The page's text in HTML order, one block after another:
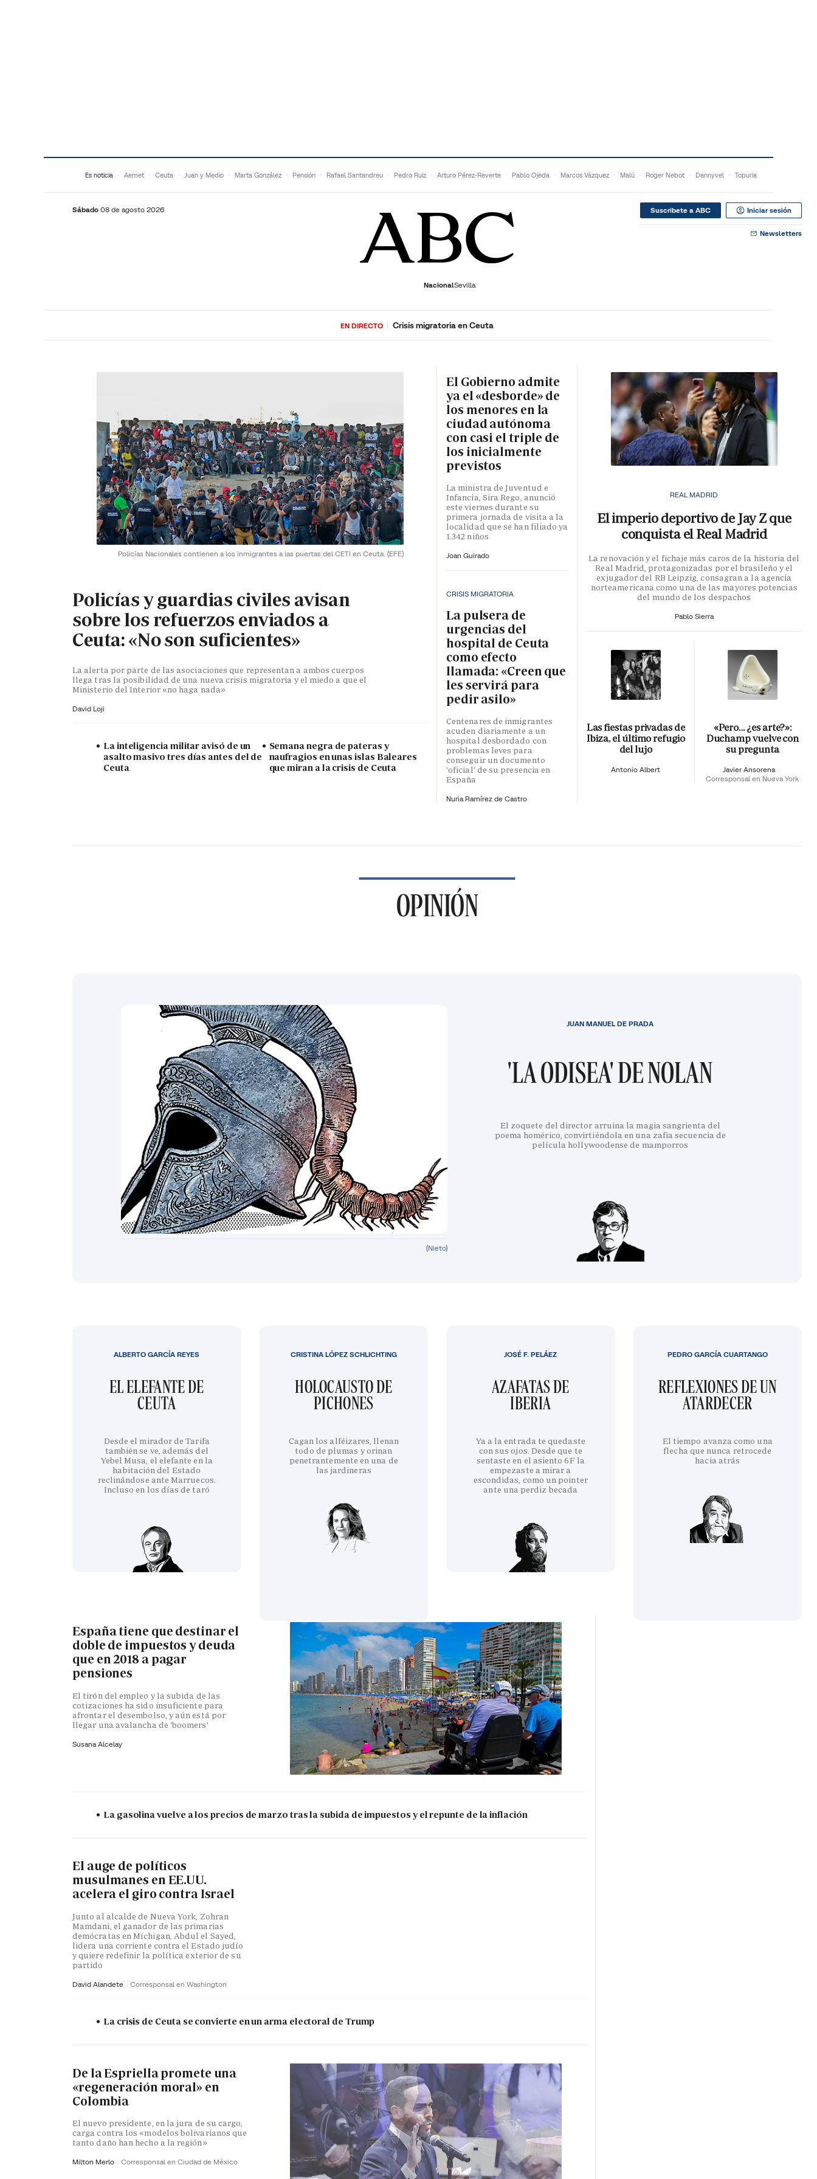
Es noticia Aemet Ceuta Juan y Medio Marta González Pensión Rafael Santandreu Pedro Ruiz Arturo Pérez-Reverte Pablo Ojeda Marcos Vázquez Malú Roger Nebot Dannyvel Topuria
Sábado 08 de agosto 2026
NacionalSevilla
Suscribete a ABC Iniciar sesión
Newsletters
ECONOMÍADEPORTES SOCIEDADCULTURAGENTEPLAY
EN DIRECTO Crisis migratoria en Ceuta
Policías Nacionales contienen a los inmigrantes a las puertas del CETI en Ceuta. (EFE)
Policías y guardias civiles avisan
sobre los refuerzos enviados a
Ceuta: «No son suficientes»
La alerta por parte de las asociaciones que representan a ambos cuerpos
llega tras la posibilidad de una nueva crisis migratoria y el miedo a que el
Ministerio del Interior «no haga nada»
David Loji
La inteligencia militar avisó de un
asalto masivo tres días antes del de
Ceuta
Semana negra de pateras y
naufragios en unas islas Baleares
que miran a la crisis de Ceuta
El Gobierno admite
ya el «desborde» de
los menores en la
ciudad autónoma
con casi el triple de
los inicialmente
previstos
La ministra de Juventud e
Infancia, Sira Rego, anunció
este viernes durante su
primera jornada de visita a la
localidad que se han filiado ya
1.342 niños
Joan Guirado
CRISIS MIGRATORIA
La pulsera de
urgencias del
hospital de Ceuta
como efecto
llamada: «Creen que
les servirá para
pedir asilo»
Centenares de inmigrantes
acuden diariamente a un
hospital desbordado con
problemas leves para
conseguir un documento
'oficial' de su presencia en
España
Nuria Ramírez de Castro
REAL MADRID
El imperio deportivo de Jay Z que
conquista el Real Madrid
La renovación y el fichaje más caros de la historia del
Real Madrid, protagonizadas por el brasileño y el
exjugador del RB Leipzig, consagran a la agencia
norteamericana como una de las mayores potencias
del mundo de los despachos
Pablo Sierra
Las fiestas privadas de
Ibiza, el último refugio
del lujo
Antonio Albert
«Pero… ¿es arte?»:
Duchamp vuelve con
su pregunta
Javier Ansorena
Corresponsal en Nueva York
OPINIÓN
(Nieto)
'LA ODISEA' DE NOLAN
El zoquete del director arruina la magia sangrienta del
poema homérico, convirtiéndola en una zafia secuencia de
película hollywoodense de mamporros
JUAN MANUEL DE PRADA
EL ELEFANTE DE
CEUTA
Desde el mirador de Tarifa
también se ve, además del
Yebel Musa, el elefante en la
habitación del Estado
reclinándose ante Marruecos.
Incluso en los días de taró
ALBERTO GARCÍA REYES
HOLOCAUSTO DE
PICHONES
Cagan los alféizares, llenan
todo de plumas y orinan
penetrantemente en una de
las jardineras
CRISTINA LÓPEZ SCHLICHTING
AZAFATAS DE
IBERIA
Ya a la entrada te quedaste
con sus ojos. Desde que te
sentaste en el asiento 6F la
empezaste a mirar a
escondidas, como un pointer
ante una perdiz becada
JOSÉ F. PELÁEZ
REFLEXIONES DE UN
ATARDECER
El tiempo avanza como una
flecha que nunca retrocede
hacia atrás
PEDRO GARCÍA CUARTANGO
España tiene que destinar el
doble de impuestos y deuda
que en 2018 a pagar
pensiones
El tirón del empleo y la subida de las
cotizaciones ha sido insuficiente para
afrontar el desembolso, y aún está por
llegar una avalancha de 'boomers'
Susana Alcelay
La gasolina vuelve a los precios de marzo tras la subida de impuestos y el repunte de la inflación
El auge de políticos
musulmanes en EE.UU.
acelera el giro contra Israel
Junto al alcalde de Nueva York, Zohran
Mamdani, el ganador de las primarias
demócratas en Míchigan, Abdul el Sayed,
lidera una corriente contra el Estado judío
y quiere redefinir la política exterior de su
partido
David Alandete Corresponsal en Washington
La crisis de Ceuta se convierte en un arma electoral de Trump
De la Espriella promete una
«regeneración moral» en
Colombia
El nuevo presidente, en la jura de su cargo,
carga contra los «modelos bolivarianos que
tanto daño han hecho a la región»
Milton Merlo Corresponsal en Ciudad de México